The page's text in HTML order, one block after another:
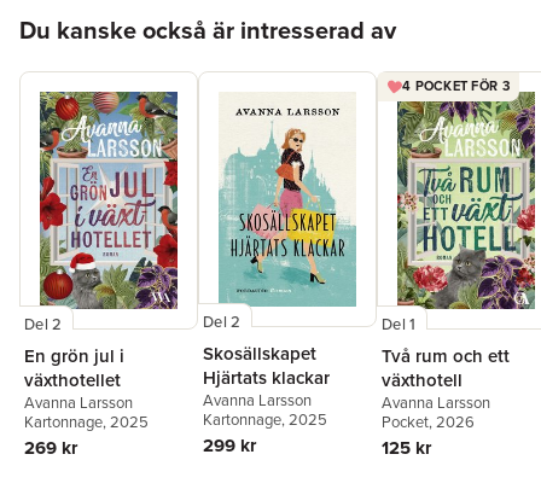
Du kanske också är intresserad av
Del 2
En grön jul i
växthotellet
Avanna Larsson
Kartonnage, 2025
269 kr
Del 2
Skosällskapet
Hjärtats klackar
Avanna Larsson
Kartonnage, 2025
299 kr
4 POCKET FÖR 3
Del 1
Två rum och ett
växthotell
Avanna Larsson
Pocket, 2026
125 kr